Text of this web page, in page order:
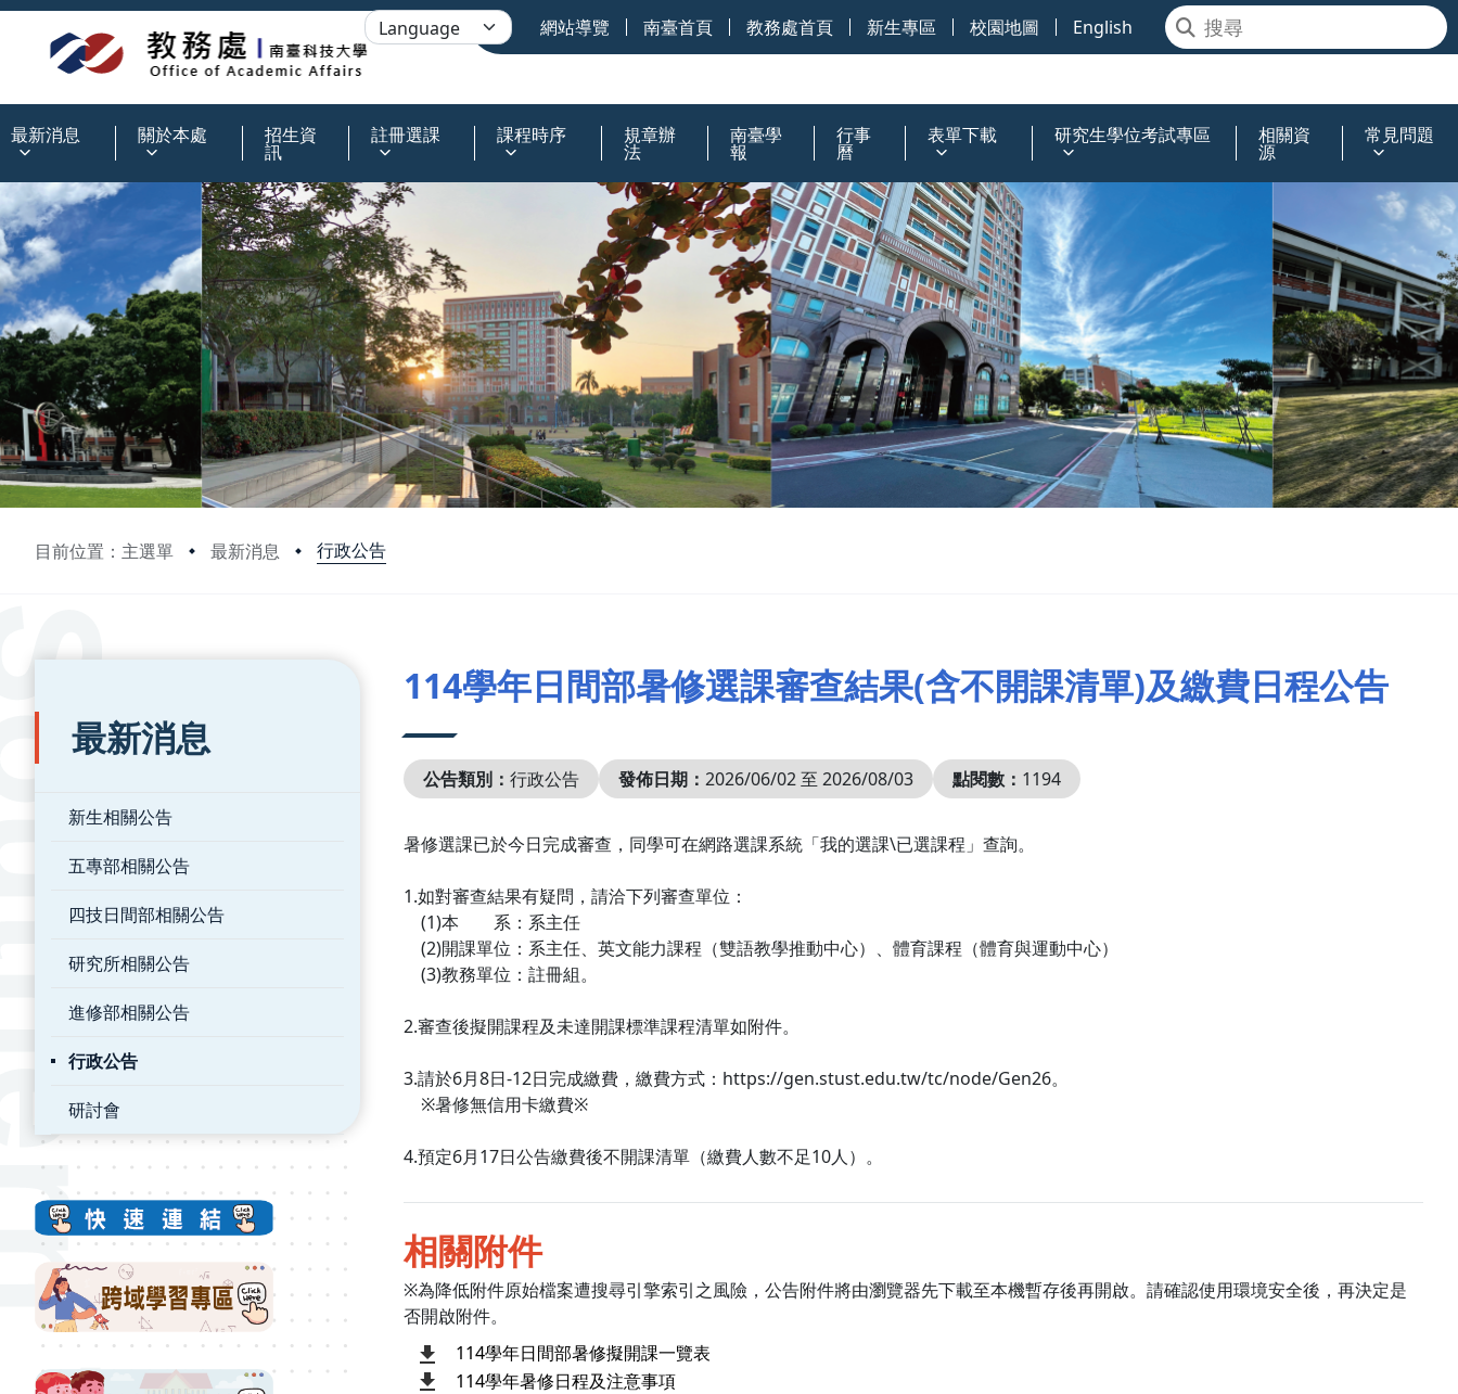
網站導覽 南臺首頁 教務處首頁 新生專區 校園地圖 English
最新消息 關於本處 招生資
訊
註冊選課 課程時序 規章辦
法
南臺學
報
行事
曆
表單下載 研究生學位考試專區 相關資
源
常見問題
目前位置：主選單 最新消息 行政公告
:::
最新消息
新生相關公告
五專部相關公告
四技日間部相關公告
研究所相關公告
進修部相關公告
行政公告
研討會
114學年日間部暑修選課審查結果(含不開課清單)及繳費日程公告
公告類別： 行政公告 發佈日期： 2026/06/02 至 2026/08/03 點閱數： 1194
暑修選課已於今日完成審查，同學可在網路選課系統「我的選課\已選課程」查詢。
1.如對審查結果有疑問，請洽下列審查單位：
(1)本 系：系主任
(2)開課單位：系主任、英文能力課程（雙語教學推動中心）、體育課程（體育與運動中心）
(3)教務單位：註冊組。
2.審查後擬開課程及未達開課標準課程清單如附件。
3.請於6月8日-12日完成繳費，繳費方式：https://gen.stust.edu.tw/tc/node/Gen26。
※暑修無信用卡繳費※
4.預定6月17日公告繳費後不開課清單（繳費人數不足10人）。
相關附件
※為降低附件原始檔案遭搜尋引擎索引之風險，公告附件將由瀏覽器先下載至本機暫存後再開啟。請確認使用環境安全後，再決定是
否開啟附件。
114學年日間部暑修擬開課一覽表
114學年暑修日程及注意事項